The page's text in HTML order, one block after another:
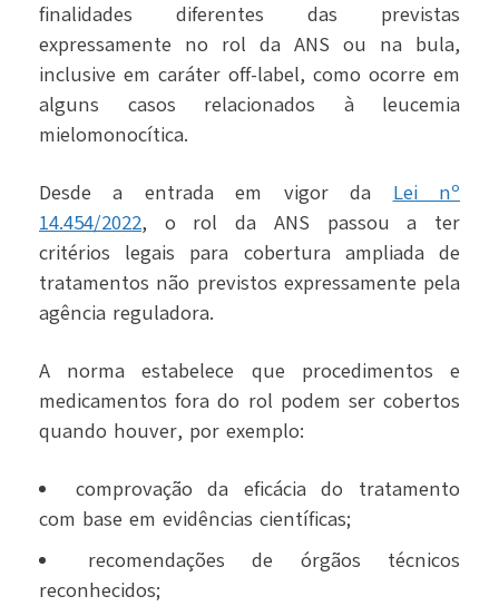
finalidades diferentes das previstas
expressamente no rol da ANS ou na bula,
inclusive em caráter off-label, como ocorre em
alguns casos relacionados à leucemia
mielomonocítica.
Desde a entrada em vigor da Lei nº
14.454/2022, o rol da ANS passou a ter
critérios legais para cobertura ampliada de
tratamentos não previstos expressamente pela
agência reguladora.
A norma estabelece que procedimentos e
medicamentos fora do rol podem ser cobertos
quando houver, por exemplo:
comprovação da eficácia do tratamento
com base em evidências científicas;
recomendações de órgãos técnicos
reconhecidos;